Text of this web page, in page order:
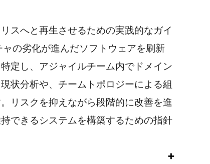
スへと再生させるための実践的なガイ
の劣化が進んだソフトウェアを刷新
定し、アジャイルチーム内でドメイン
状分析や、チームトポロジーによる組
リスクを抑えながら段階的に改善を進
できるシステムを構築するための指針